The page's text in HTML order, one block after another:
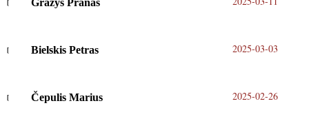
Gražys Pranas
Bielskis Petras 2025-03-03
Čepulis Marius 2025-02-26